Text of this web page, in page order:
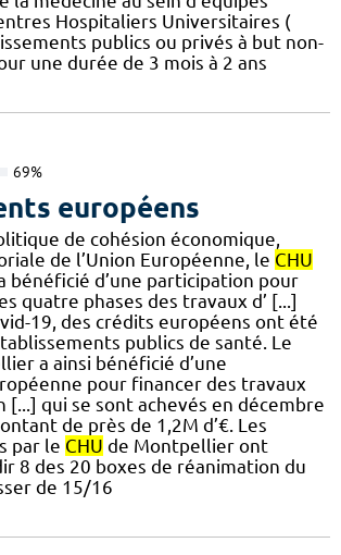
Hospitaliers Universitaires (
publics ou privés à but non-
une durée de 3 mois à 2 ans
69%
européens
de cohésion économique,
de l’Union Européenne, le CHU
bénéficié d’une participation pour
quatre phases des travaux d’ [...]
19, des crédits européens ont été
publics de santé. Le
a ainsi bénéficié d’une
pour financer des travaux
qui se sont achevés en décembre
de près de 1,2M d’€. Les
par le CHU de Montpellier ont
8 des 20 boxes de réanimation du
de 15/16